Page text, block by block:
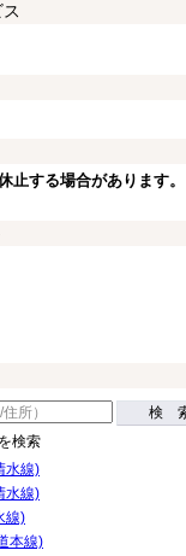
止する場合があります。
検
検索
水線)
水線)
線)
本線)